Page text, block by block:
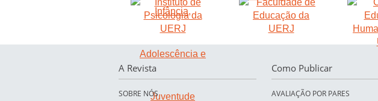
A Revista
SOBRE NÓS
Como Publicar
AVALIAÇÃO POR PARES